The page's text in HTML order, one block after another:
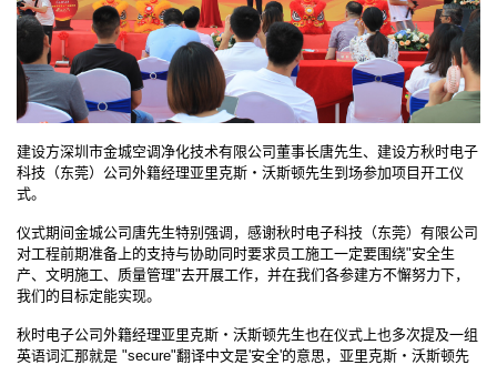
建设方深圳市金城空调净化技术有限公司董事长唐先生、建设方秋时电子
科技（东莞）公司外籍经理亚里克斯・沃斯顿先生到场参加项目开工仪
式。
仪式期间金城公司唐先生特别强调，感谢秋时电子科技（东莞）有限公司
对工程前期准备上的支持与协助同时要求员工施工一定要围绕"安全生
产、文明施工、质量管理"去开展工作，并在我们各参建方不懈努力下，
我们的目标定能实现。
秋时电子公司外籍经理亚里克斯・沃斯顿先生也在仪式上也多次提及一组
英语词汇那就是 "secure"翻译中文是'安全'的意思，亚里克斯・沃斯顿先